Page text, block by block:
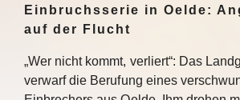
Einbruchsserie in Oelde:
auf der Flucht
„Wer nicht kommt, verliert“: Das
verwarf die Berufung eines